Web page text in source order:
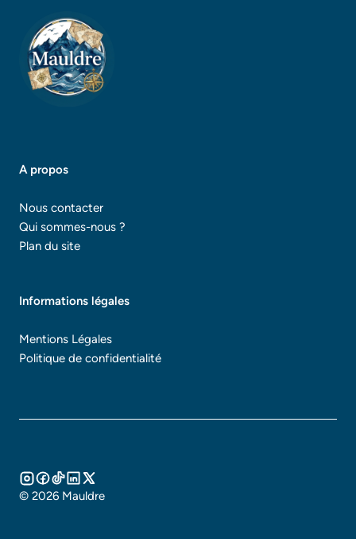
A propos
Nous contacter
Qui sommes-nous ?
Plan du site
Informations légales
Mentions Légales
Politique de confidentialité
© 2026 Mauldre